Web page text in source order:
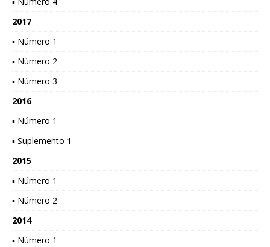
2017
▪ Número 1
▪ Número 2
▪ Número 3
2016
▪ Número 1
▪ Suplemento 1
2015
▪ Número 1
▪ Número 2
2014
▪ Número 1